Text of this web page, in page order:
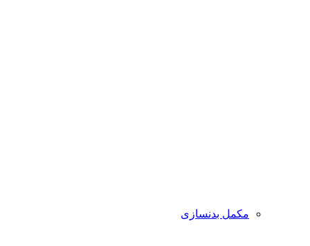
مکمل بدنسازی